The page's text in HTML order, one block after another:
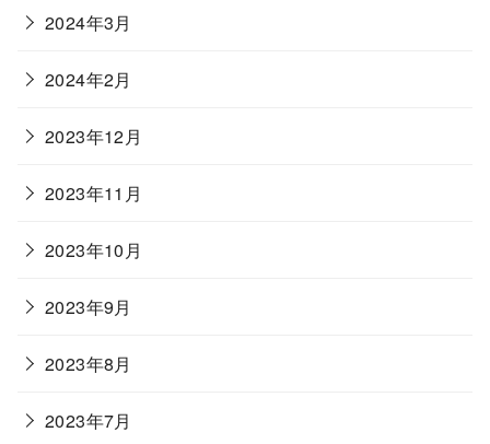
2024年3月
2024年2月
2023年12月
2023年11月
2023年10月
2023年9月
2023年8月
2023年7月